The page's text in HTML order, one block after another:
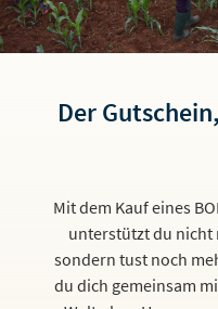
Der
Mit dem Kauf eines
unterstützt du nicht
sondern tust noch
du dich gemeinsam